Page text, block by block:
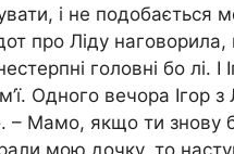
і не подобається
про Ліду
головні бо лі.
Одного вечора Ігор з
– Мамо, якщо ти знову